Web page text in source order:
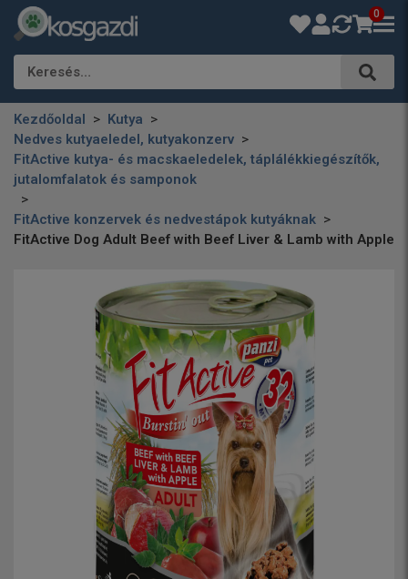
0
Keresés…
Kezdőoldal
Kutya
Nedves kutyaeledel, kutyakonzerv
FitActive kutya- és macskaeledelek, táplálékkiegészítők,
jutalomfalatok és samponok
FitActive konzervek és nedvestápok kutyáknak
FitActive Dog Adult Beef with Beef Liver & Lamb with Apple